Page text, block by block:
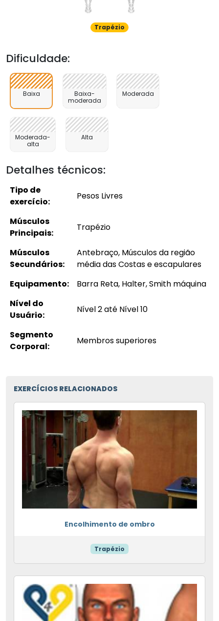
Trapézio
Dificuldade:
Baixa
Baixa-
moderada
Moderada
Moderada-
alta
Alta
Detalhes técnicos:
Tipo de
exercício:
Pesos Livres
Músculos
Principais:
Trapézio
Músculos
Secundários:
Antebraço, Músculos da região
média das Costas e escapulares
Equipamento:
Barra Reta, Halter, Smith máquina
Nível do
Usuário:
Nível 2 até Nível 10
Segmento
Corporal:
Membros superiores
EXERCÍCIOS RELACIONADOS
Encolhimento de ombro
Trapézio